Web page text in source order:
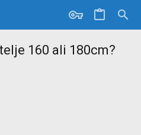
160 ali 180cm?